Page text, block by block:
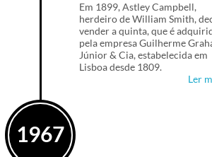
Em 1899, Astley Campbell,
herdeiro de William Smith,
vender a quinta, que é
pela empresa Guilherme
Júnior & Cia, estabelecida em
Lisboa desde 1809.
Ler
1967